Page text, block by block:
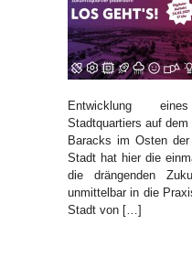
Entwicklung
Stadtquartiers auf
Baracks im Osten
Stadt hat hier die
die drängenden
unmittelbar in die
Stadt von […]